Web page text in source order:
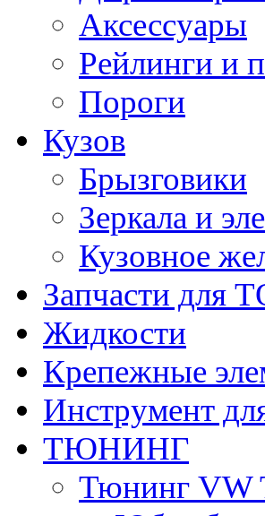
Аксессуары
Рейлинги и
Пороги
Кузов
Брызговики
Зеркала и
Кузовное
Запчасти для
Жидкости
Крепежные
Инструмент
ТЮНИНГ
Тюнинг VW